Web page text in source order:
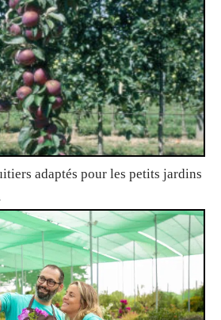
adaptés pour les petits jardins